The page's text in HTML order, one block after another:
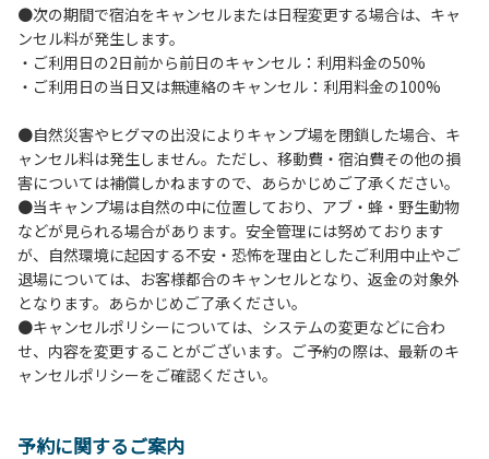
使用、夜間の大声での談笑等）や他人に嫌悪感を与えるよう
な行為はお止めください。
６.芝生や地面での直火による焚き火、BBQ、キャンプファ
イヤーは禁止します。
台の利用後は炭の鎮火の確認をお願いいたします。
８.バンガローの芝生にはテントは張らないでください。（タ
ープは１つまで可）
９.各自で出されましたゴミは全てお持ち帰りください。（使
用済みの炭は専用の捨て場に捨てられます。）
10.施設内および駐車場などで起きた金品等の盗難、ご利用
者間でのトラブルで生じた損害に対しては、一切の責任を負
いかねます。
11.施設の利用については管理人の指示に従ってください。従
わない場合は退場していただき、今後の利用をお断りする場
合があります。
●次の期間で宿泊をキャンセルまたは日程変更する場合は、キャ
ンセル料が発生します。
・ご利用日の2日前から前日のキャンセル：利用料金の50%
・ご利用日の当日又は無連絡のキャンセル：利用料金の100%
●自然災害やヒグマの出没によりキャンプ場を閉鎖した場合、キ
ャンセル料は発生しません。ただし、移動費・宿泊費その他の損
害については補償しかねますので、あらかじめご了承ください。
●当キャンプ場は自然の中に位置しており、アブ・蜂・野生動物
などが見られる場合があります。安全管理には努めております
が、自然環境に起因する不安・恐怖を理由としたご利用中止やご
退場については、お客様都合のキャンセルとなり、返金の対象外
となります。あらかじめご了承ください。
●キャンセルポリシーについては、システムの変更などに合わ
せ、内容を変更することがございます。ご予約の際は、最新のキ
ャンセルポリシーをご確認ください。
予約に関するご案内